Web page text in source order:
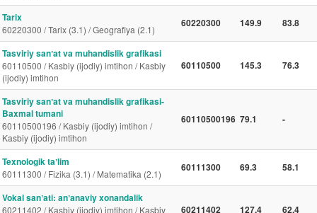
Tarix
60220300 / Tarix (3.1) / Geografiya (2.1)
60220300 149.9 83.8
Tasviriy sanʼat va muhandislik grafikasi
60110500 / Kasbiy (ijodiy) imtihon / Kasbiy
(ijodiy) imtihon
60110500 145.3 76.3
Tasviriy sanʼat va muhandislik grafikasi-
Baxmal tumani
60110500196 / Kasbiy (ijodiy) imtihon /
Kasbiy (ijodiy) imtihon
60110500196 79.1 -
Texnologik taʼlim
60111300 / Fizika (3.1) / Matematika (2.1)
60111300 69.3 58.1
Vokal sanʼati: anʼanaviy xonandalik
60211402 / Kasbiy (ijodiy) imtihon / Kasbiy
60211402 127.4 62.4